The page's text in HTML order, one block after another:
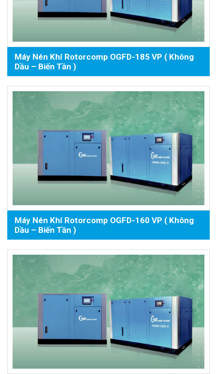
Máy Nén Khí Rotorcomp OGFD-185 VP ( Không
Dầu – Biến Tần )
Máy Nén Khí Rotorcomp OGFD-160 VP ( Không
Dầu – Biến Tần )